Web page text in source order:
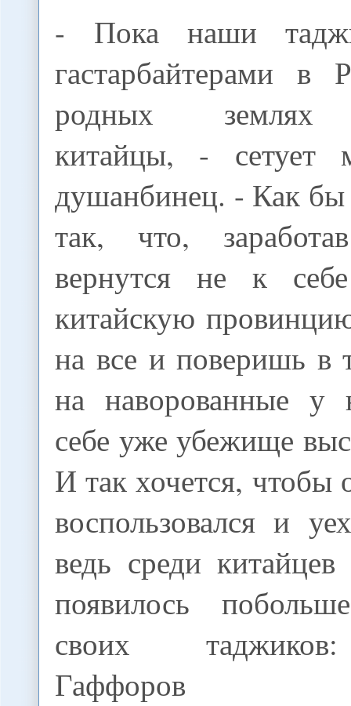
- Пока наши
гастарбайтерами в
родных землях
китайцы, - сетует
душанбинец. - Как бы
так, что,
вернутся не к
китайскую
на все и поверишь в
на наворованные у
себе уже убежище
И так хочется, чтобы
воспользовался и
ведь среди
появилось
своих
Гаффоров